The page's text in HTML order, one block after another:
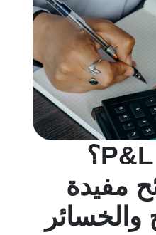
ما هي إدارة P&L؟
مفيدة
والخسائر